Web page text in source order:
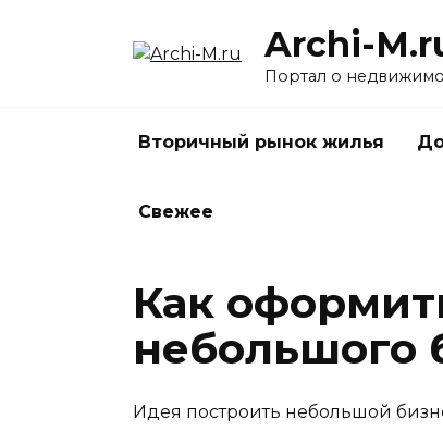
Archi-
Портал о
Вторичный рынок жилья
Свежее
Как
небольшого
Идея построить небольшой